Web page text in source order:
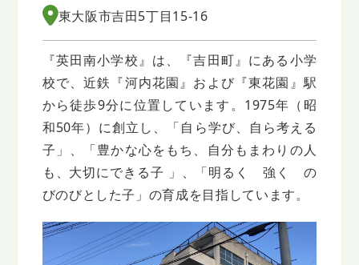
東大阪市吉田5丁目15-16
『英田南小学校』は、『吉田町』にある小学
校で、近鉄『河内花園』および『東花園』駅
から徒歩9分に位置しています。1975年（昭
和50年）に創立し、「自ら学び、自ら考える
子」、「豊かな心をもち、自分もまわりの人
も、大切にできる子 」、「明るく 強く の
びのびとした子」の育成を目指しています。